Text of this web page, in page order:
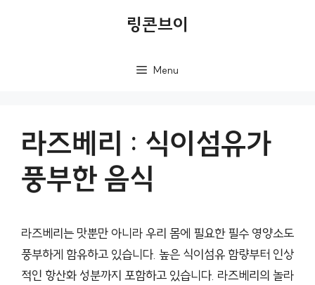
링콘브이
Menu
라즈베리 : 식이섬유가
풍부한 음식
라즈베리는 맛뿐만 아니라 우리 몸에 필요한 필수 영양소도
풍부하게 함유하고 있습니다. 높은 식이섬유 함량부터 인상
적인 항산화 성분까지 포함하고 있습니다. 라즈베리의 놀라